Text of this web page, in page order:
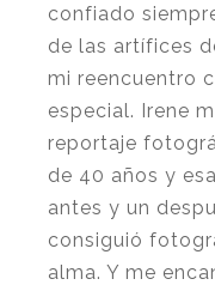
confiado
de las artífices
mi reencuentro
especial. Irene
reportaje
de 40 años y
antes y un
consiguió
alma. Y me